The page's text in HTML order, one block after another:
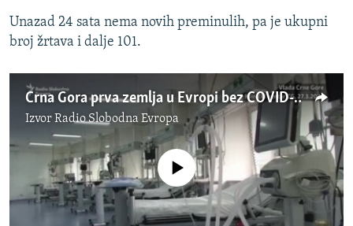
Unazad 24 sata nema novih preminulih, pa je ukupni
broj žrtava i dalje 101.
Crna Gora prva zemlja u Evropi bez COVID-19?
IzvorRadio Slobodna Evropa
No media source currently available